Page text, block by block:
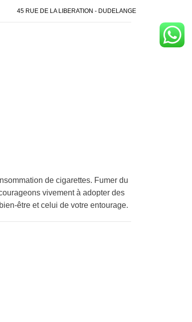
45 RUE DE LA LIBERATION - DUDELANGE
de cigarettes. Fumer du
vivement à adopter des
être et celui de votre entourage.